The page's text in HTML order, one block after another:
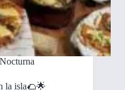
la isla🌮🌟